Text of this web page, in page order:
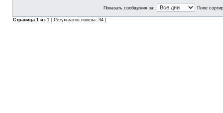
Показать сообщения за: Поле
Страница 1 из 1 [ Результатов поиска: 34 ]